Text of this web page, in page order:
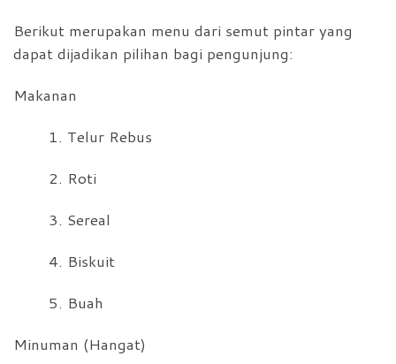
Berikut merupakan menu dari semut pintar yang
dapat dijadikan pilihan bagi pengunjung:
Makanan
1. Telur Rebus
2. Roti
3. Sereal
4. Biskuit
5. Buah
Minuman (Hangat)